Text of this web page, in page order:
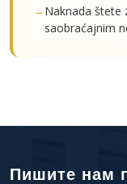
Naknada štete
saobraćajnim
Пишите нам